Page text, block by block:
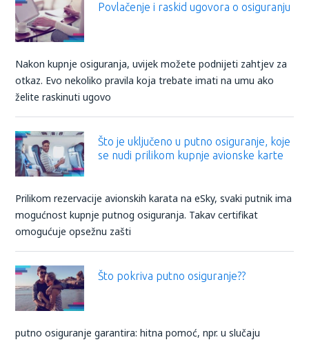
Povlačenje i raskid ugovora o osiguranju
Nakon kupnje osiguranja, uvijek možete podnijeti zahtjev za
otkaz. Evo nekoliko pravila koja trebate imati na umu ako
želite raskinuti ugovo
Što je uključeno u putno osiguranje, koje
se nudi prilikom kupnje avionske karte
Prilikom rezervacije avionskih karata na eSky, svaki putnik ima
mogućnost kupnje putnog osiguranja. Takav certifikat
omogućuje opsežnu zašti
Što pokriva putno osiguranje??
putno osiguranje garantira: hitna pomoć, npr. u slučaju